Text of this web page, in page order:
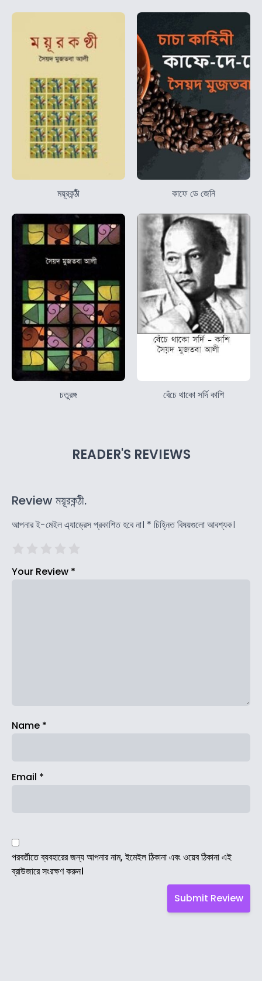
ময়ূরকন্ঠী কাফে ডে জেনি
চতুরঙ্গ বেঁচে থাকো সর্দি কাশি
READER'S REVIEWS
Review ময়ূরকন্ঠী.
আপনার ই-মেইল এ্যাড্রেস প্রকাশিত হবে না। * চিহ্নিত বিষয়গুলো আবশ্যক।
Your Review *
Name *
Email *
পরবর্তীতে ব্যবহারের জন্য আপনার নাম, ইমেইল ঠিকানা এবং ওয়েব ঠিকানা এই
ব্রাউজারে সংরক্ষণ করুন।